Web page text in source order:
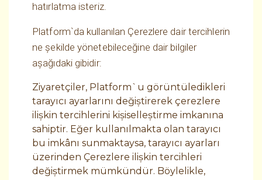
hatırlatma isteriz.
Platform`da kullanılan Çerezlere dair tercihlerin
ne şekilde yönetebileceğine dair bilgiler
aşağıdaki gibidir:
Ziyaretçiler, Platform`u görüntüledikleri
tarayıcı ayarlarını değiştirerek çerezlere
ilişkin tercihlerini kişiselleştirme imkanına
sahiptir. Eğer kullanılmakta olan tarayıcı
bu imkânı sunmaktaysa, tarayıcı ayarları
üzerinden Çerezlere ilişkin tercihleri
değiştirmek mümkündür. Böylelikle,